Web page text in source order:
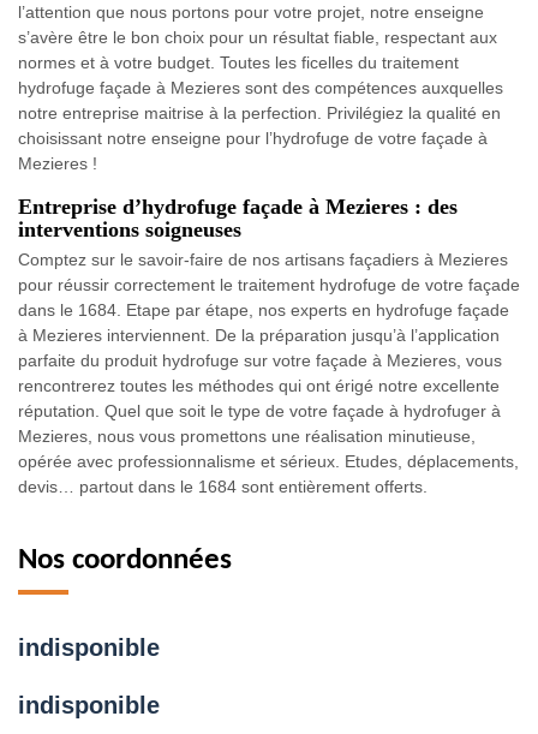
l’attention que nous portons pour votre projet, notre enseigne
s’avère être le bon choix pour un résultat fiable, respectant aux
normes et à votre budget. Toutes les ficelles du traitement
hydrofuge façade à Mezieres sont des compétences auxquelles
notre entreprise maitrise à la perfection. Privilégiez la qualité en
choisissant notre enseigne pour l’hydrofuge de votre façade à
Mezieres !
Entreprise d’hydrofuge façade à Mezieres : des
interventions soigneuses
Comptez sur le savoir-faire de nos artisans façadiers à Mezieres
pour réussir correctement le traitement hydrofuge de votre façade
dans le 1684. Etape par étape, nos experts en hydrofuge façade
à Mezieres interviennent. De la préparation jusqu’à l’application
parfaite du produit hydrofuge sur votre façade à Mezieres, vous
rencontrerez toutes les méthodes qui ont érigé notre excellente
réputation. Quel que soit le type de votre façade à hydrofuger à
Mezieres, nous vous promettons une réalisation minutieuse,
opérée avec professionnalisme et sérieux. Etudes, déplacements,
devis… partout dans le 1684 sont entièrement offerts.
Nos coordonnées
indisponible
indisponible